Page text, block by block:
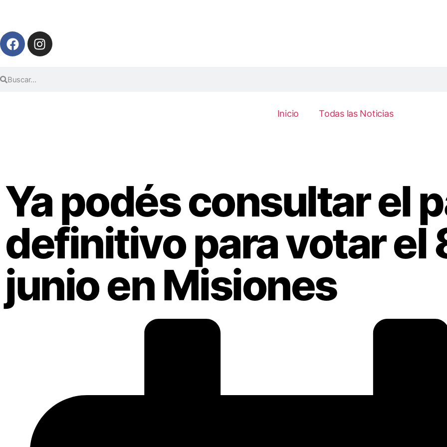
Inicio Todas las Noticias
Ya podés consultar el
definitivo para votar el
junio en Misiones